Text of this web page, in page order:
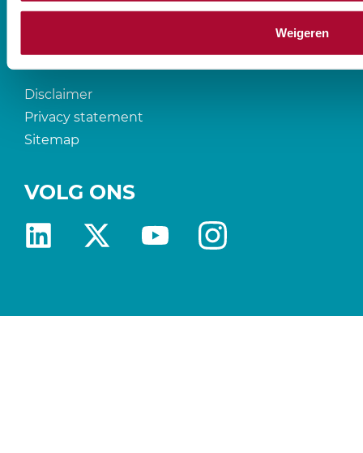
Weigeren
2595 BM Den Haag
Disclaimer
Privacy statement
Sitemap
VOLG ONS